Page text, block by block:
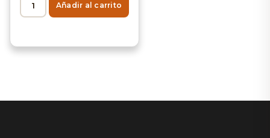
Añadir al carrito